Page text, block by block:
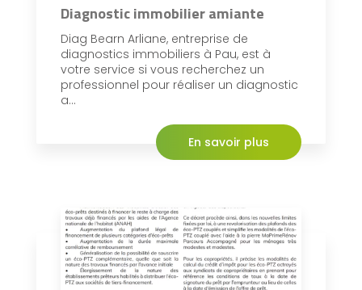
Diagnostic immobilier amiante
Diag Bearn Arliane, entreprise de
diagnostics immobiliers à Pau, est à
votre service si vous recherchez un
professionnel pour réaliser un diagnostic
a...
En savoir plus